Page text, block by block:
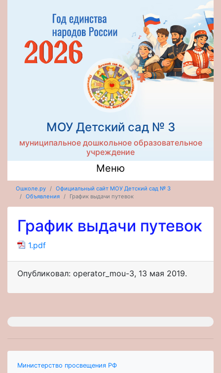
МОУ Детский сад № 3
муниципальное дошкольное образовательное
учреждение
Меню
Ошколе.ру
Официальный сайт МОУ Детский сад № 3
Объявления
График выдачи путевок
График выдачи путевок
1.pdf
Опубликовал: operator_mou-3, 13 мая 2019.
Министерство просвещения РФ